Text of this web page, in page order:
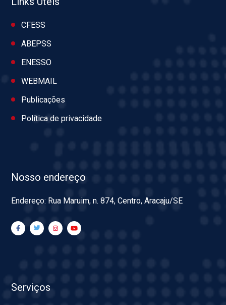
CFESS
ABEPSS
ENESSO
WEBMAIL
Publicações
Política de privacidade
Nosso endereço
Endereço: Rua Maruim, n. 874, Centro, Aracaju/SE
Serviços